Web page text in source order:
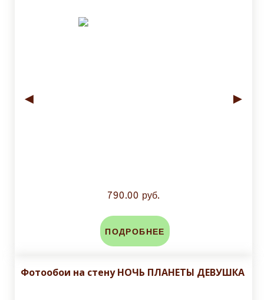
◄ ►
790.00 руб.
ПОДРОБНЕЕ
Фотообои на стену НОЧЬ ПЛАНЕТЫ ДЕВУШКА